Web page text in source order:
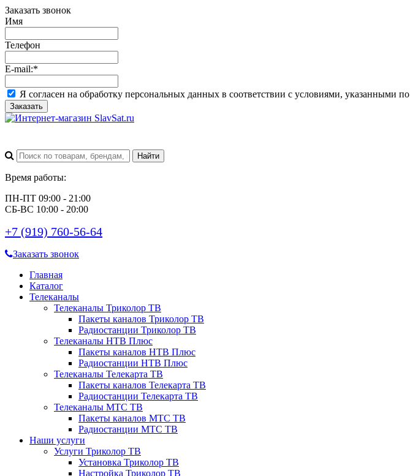
Заказать звонок
Имя
Телефон
E-mail:*
Я согласен на обработку персональных данных в соответствии с условиями, указанными по
Заказать
Время работы:
ПН-ПТ 09:00 - 21:00
СБ-ВС 10:00 - 20:00
+7 (919) 760-56-64
Заказать звонок
Главная
Каталог
Телеканалы
Телеканалы Триколор ТВ
Пакеты каналов Триколор ТВ
Радиостанции Триколор ТВ
Телеканалы НТВ Плюс
Пакеты каналов НТВ Плюс
Радиостанции НТВ Плюс
Телеканалы Телекарта ТВ
Пакеты каналов Телекарта ТВ
Радиостанции Телекарта ТВ
Телеканалы МТС ТВ
Пакеты каналов МТС ТВ
Радиостанции МТС ТВ
Наши услуги
Услуги Триколор ТВ
Установка Триколор ТВ
Настройка Триколор ТВ